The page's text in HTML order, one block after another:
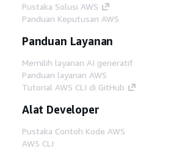
Pustaka Solusi AWS
Panduan Keputusan AWS
Panduan Layanan
Memilih layanan AI generatif
Panduan layanan AWS
Tutorial AWS CLI di GitHub
Alat Developer
Pustaka Contoh Kode AWS
AWS CLI